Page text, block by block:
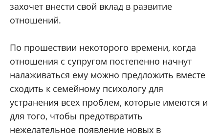
захочет внести свой вклад в развитие
отношений.
По прошествии некоторого времени, когда
отношения с супругом постепенно начнут
налаживаться ему можно предложить вместе
сходить к семейному психологу для
устранения всех проблем, которые имеются и
для того, чтобы предотвратить
нежелательное появление новых в